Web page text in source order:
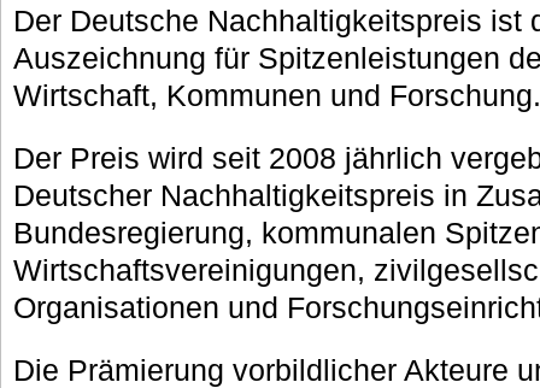
Der Deutsche Nachhaltigkeitspreis ist
Auszeichnung für Spitzenleistungen
Wirtschaft, Kommunen und Forschung.
Der Preis wird seit 2008 jährlich
Deutscher Nachhaltigkeitspreis in
Bundesregierung, kommunalen
Wirtschaftsvereinigungen,
Organisationen und
Die Prämierung vorbildlicher Akteure